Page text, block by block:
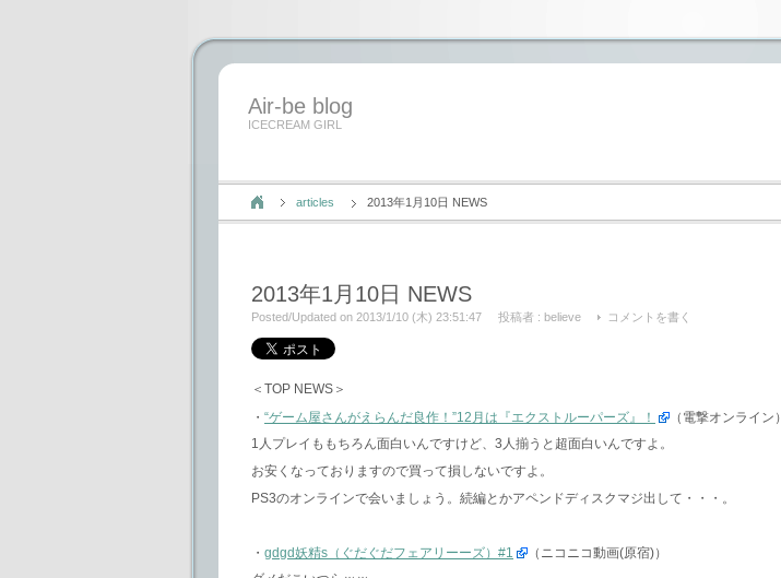
Air-be blog
ICECREAM GIRL
articles 2013年1月10日 NEWS
2013年1月10日 NEWS
Posted/Updated on 2013/1/10 (木) 23:51:47 投稿者 : believe コメントを書く
＜TOP NEWS＞
・ “ゲーム屋さんがえらんだ良作！”12月は『エクストルーパーズ』！
（電撃オンライン）
1人プレイももちろん面白いんですけど、3人揃うと超面白いんですよ。
お安くなっておりますので買って損しないですよ。
PS3のオンラインで会いましょう。続編とかアペンドディスクマジ出して・・・。
・ gdgd妖精s（ぐだぐだフェアリーーズ）#1
（ニコニコ動画(原宿)）